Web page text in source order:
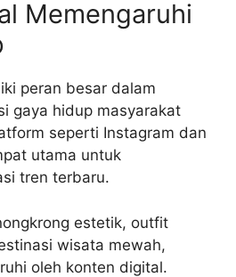
Memengaruhi
peran besar dalam
gaya hidup masyarakat
seperti Instagram dan
utama untuk
tren terbaru.
estetik, outfit
wisata mewah,
oleh konten digital.